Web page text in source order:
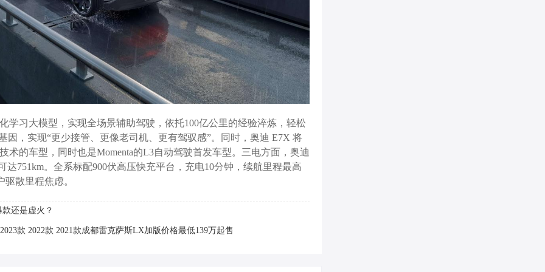
学习大模型，实现全场景辅助驾驶，依托100亿公里的经验淬炼，轻松
，实现“更少接管、更像老司机、更有驾驭感”。同时，奥迪 E7X 将
的车型，同时也是Momenta的L3自动驾驶首发车型。三电方面，奥迪
751km。全系标配900伏高压快充平台，充电10分钟，续航里程最高
散里程焦虑。
还是虚火？
款 2022款 2021款成都雷克萨斯LX加版价格最低139万起售